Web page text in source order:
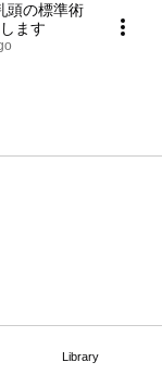
Library
頭の標準術
ます